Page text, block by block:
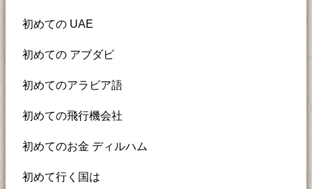
初めての UAE
初めての アブダビ
初めてのアラビア語
初めての飛行機会社
初めてのお金 ディルハム
初めて行く国は